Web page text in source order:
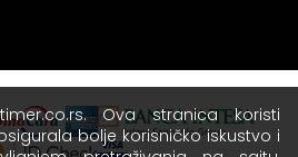
Ova stranica koristi
bolje korisničko iskustvo i